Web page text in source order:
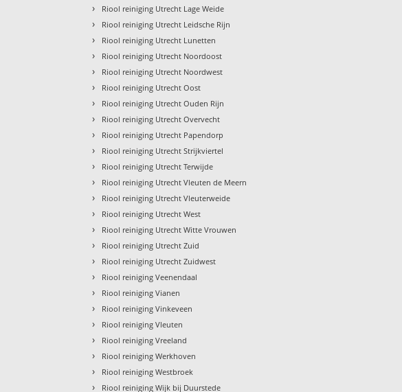
› Riool reiniging Utrecht Lage Weide
› Riool reiniging Utrecht Leidsche Rijn
› Riool reiniging Utrecht Lunetten
› Riool reiniging Utrecht Noordoost
› Riool reiniging Utrecht Noordwest
› Riool reiniging Utrecht Oost
› Riool reiniging Utrecht Ouden Rijn
› Riool reiniging Utrecht Overvecht
› Riool reiniging Utrecht Papendorp
› Riool reiniging Utrecht Strijkviertel
› Riool reiniging Utrecht Terwijde
› Riool reiniging Utrecht Vleuten de Meern
› Riool reiniging Utrecht Vleuterweide
› Riool reiniging Utrecht West
› Riool reiniging Utrecht Witte Vrouwen
› Riool reiniging Utrecht Zuid
› Riool reiniging Utrecht Zuidwest
› Riool reiniging Veenendaal
› Riool reiniging Vianen
› Riool reiniging Vinkeveen
› Riool reiniging Vleuten
› Riool reiniging Vreeland
› Riool reiniging Werkhoven
› Riool reiniging Westbroek
› Riool reiniging Wijk bij Duurstede